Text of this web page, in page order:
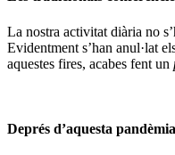
La nostra activitat diària no
Evidentment s’han anul·lat
aquestes fires, acabes fent un
Deprés d’aquesta